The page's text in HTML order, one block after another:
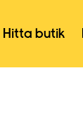
Hitta butik